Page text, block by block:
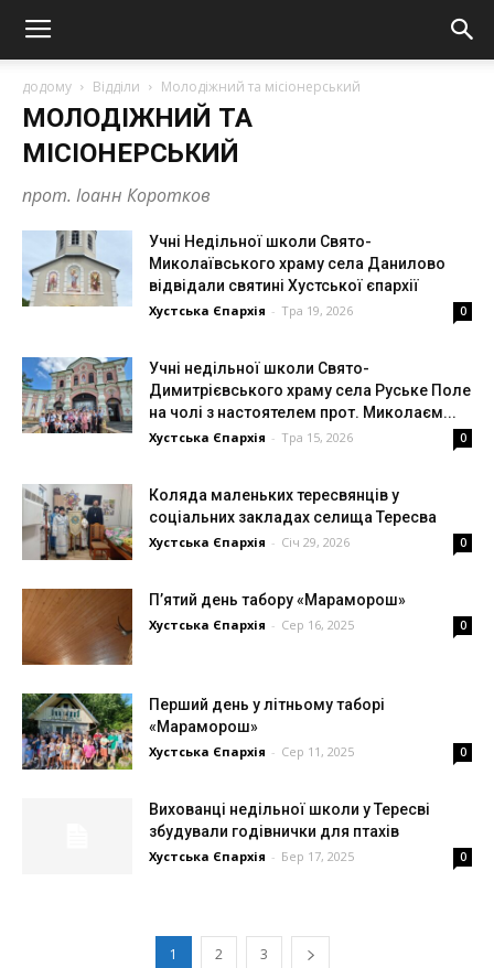
додому Відділи Молодіжний та місіонерський
МОЛОДІЖНИЙ ТА
МІСІОНЕРСЬКИЙ
прот. Іоанн Коротков
Учні Недільної школи Свято-
Миколаївського храму села Данилово
відвідали святині Хустської єпархії
Хустська Єпархія - Тра 19, 2026 0
Учні недільної школи Свято-
Димитрієвського храму села Руське Поле
на чолі з настоятелем прот. Миколаєм...
Хустська Єпархія - Тра 15, 2026 0
Коляда маленьких тересвянців у
соціальних закладах селища Тересва
Хустська Єпархія - Січ 29, 2026 0
П’ятий день табору «Мараморош»
Хустська Єпархія - Сер 16, 2025 0
Перший день у літньому таборі
«Мараморош»
Хустська Єпархія - Сер 11, 2025 0
Вихованці недільної школи у Тересві
збудували годівнички для птахів
Хустська Єпархія - Бер 17, 2025 0
1 2 3